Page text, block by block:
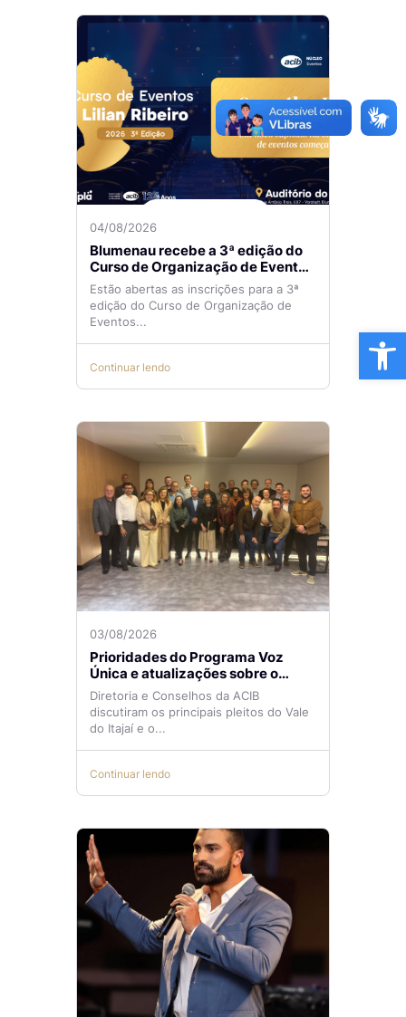
04/08/2026
Blumenau recebe a 3ª edição do
Curso de Organização de Eventos
Lilian Ribeiro
Estão abertas as inscrições para a 3ª
edição do Curso de Organização de
Eventos...
Continuar lendo
03/08/2026
Prioridades do Programa Voz
Única e atualizações sobre o
Aeroporto de Navegantes são
temas de reunião na ACIB
Diretoria e Conselhos da ACIB
discutiram os principais pleitos do Vale
do Itajaí e o...
Continuar lendo